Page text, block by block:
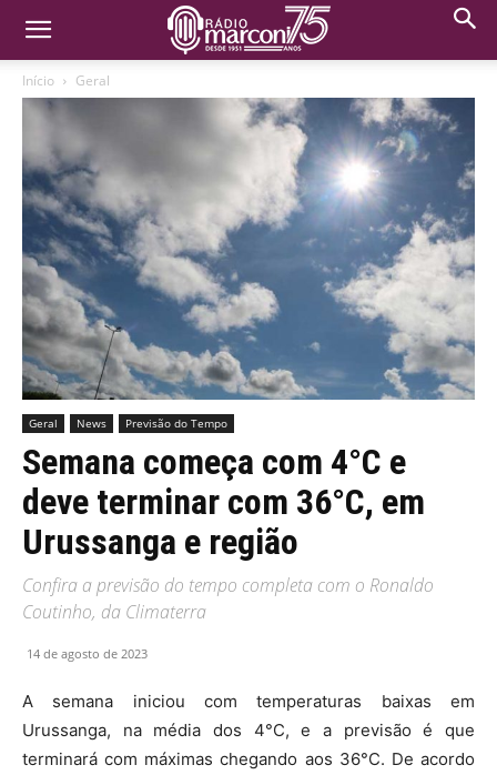
Início Geral
Geral News Previsão do Tempo
Semana começa com 4°C e
deve terminar com 36°C, em
Urussanga e região
Confira a previsão do tempo completa com o Ronaldo
Coutinho, da Climaterra
14 de agosto de 2023
A semana iniciou com temperaturas baixas em
Urussanga, na média dos 4°C, e a previsão é que
terminará com máximas chegando aos 36°C. De acordo